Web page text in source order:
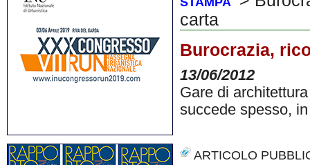
carta
Burocrazia,
13/06/2012
Gare di
succede spesso,
ARTICOLO